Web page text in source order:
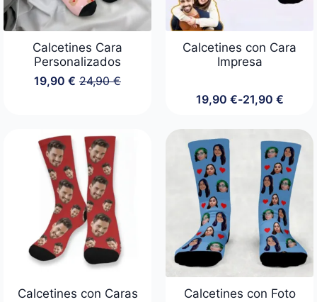
Calcetines Cara
Personalizados
24,90€
El
24,90 €.
19,90€ El
19,90 €.
Calcetines con Cara
Impresa
19,90 €-21,90 €
Rango
precios:
desde
19,90 €
hasta
21,90 €
Calcetines con Caras Calcetines con Foto